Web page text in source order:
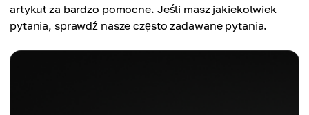
artykuł za bardzo pomocne. Jeśli masz jakiekolwiek
pytania, sprawdź nasze często zadawane pytania.